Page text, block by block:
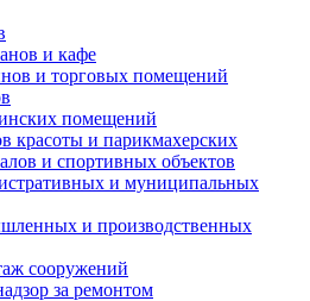
и кафе
и торговых помещений
помещений
красоты и парикмахерских
и спортивных объектов
и муниципальных
и производственных
сооружений
за ремонтом